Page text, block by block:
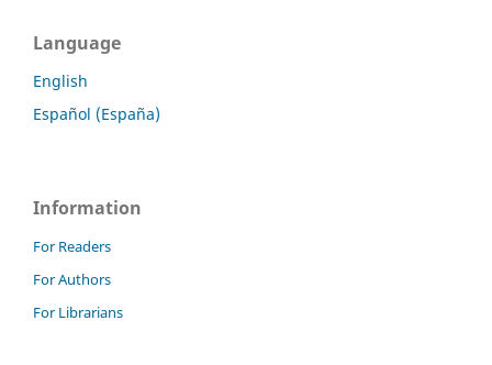
Language
English
Español (España)
Information
For Readers
For Authors
For Librarians